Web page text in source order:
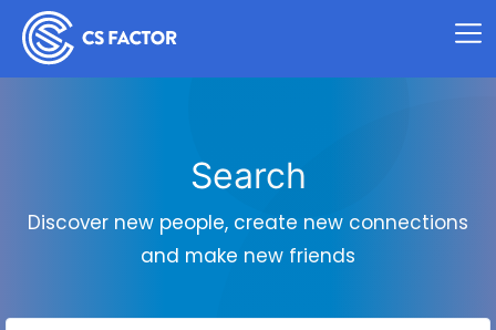
Search
Discover new people, create new connections
and make new friends